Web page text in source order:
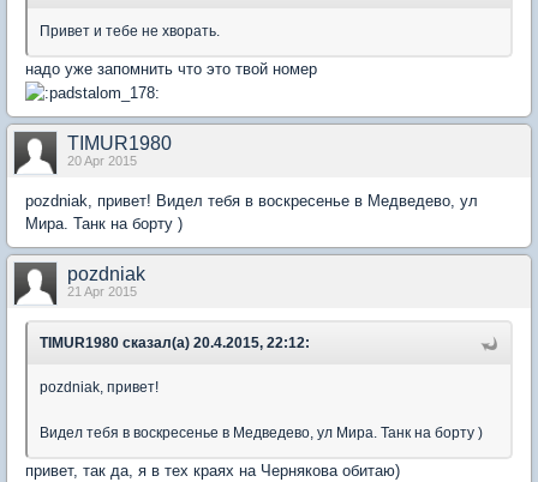
Привет и тебе не хворать.
надо уже запомнить что это твой номер
TIMUR1980
20 Apr 2015
pozdniak, привет! Видел тебя в воскресенье в Медведево, ул
Мира. Танк на борту )
pozdniak
21 Apr 2015
TIMUR1980 сказал(а) 20.4.2015, 22:12:
pozdniak, привет!
Видел тебя в воскресенье в Медведево, ул Мира. Танк на борту )
привет, так да, я в тех краях на Чернякова обитаю)